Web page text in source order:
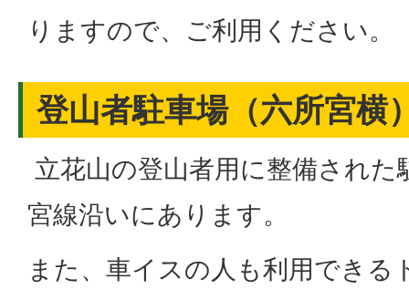
りますので、ご利用ください。
登山者駐車場（六所宮横
立花山の登山者用に整備された
宮線沿いにあります。
また、車イスの人も利用できる